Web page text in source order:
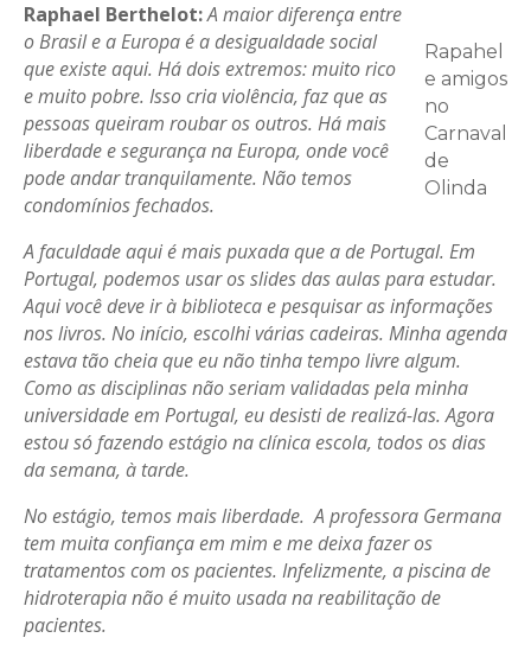
Rapahel
e amigos
no
Carnaval
de
Olinda
Raphael Berthelot:A maior diferença entre
o Brasil e a Europa é a desigualdade social
que existe aqui. Há dois extremos: muito rico
e muito pobre. Isso cria violência, faz que as
pessoas queiram roubar os outros. Há mais
liberdade e segurança na Europa, onde você
pode andar tranquilamente. Não temos
condomínios fechados.
A faculdade aqui é mais puxada que a de Portugal. Em
Portugal, podemos usar os slides das aulas para estudar.
Aqui você deve ir à biblioteca e pesquisar as informações
nos livros. No início, escolhi várias cadeiras. Minha agenda
estava tão cheia que eu não tinha tempo livre algum.
Como as disciplinas não seriam validadas pela minha
universidade em Portugal, eu desisti de realizá-las. Agora
estou só fazendo estágio na clínica escola, todos os dias
da semana, à tarde.
No estágio, temos mais liberdade. A professora Germana
tem muita confiança em mim e me deixa fazer os
tratamentos com os pacientes. Infelizmente, a piscina de
hidroterapia não é muito usada na reabilitação de
pacientes.